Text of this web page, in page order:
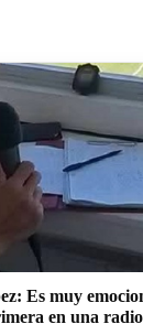
Es muy
en una